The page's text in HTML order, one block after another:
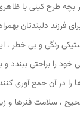
طرح کیتی با
رنگی و بی خطر ،
را براحتی ببندد و
را در آن جمع آوری
، سلامت فنرها و